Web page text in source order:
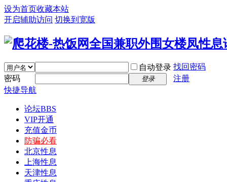
设为首页收藏本站
开启辅助访问 切换到宽版
自动登录 找回密码
密码
登录
注册
快捷导航
论坛BBS
VIP开通
充值金币
防骗必看
北京性息
上海性息
天津性息